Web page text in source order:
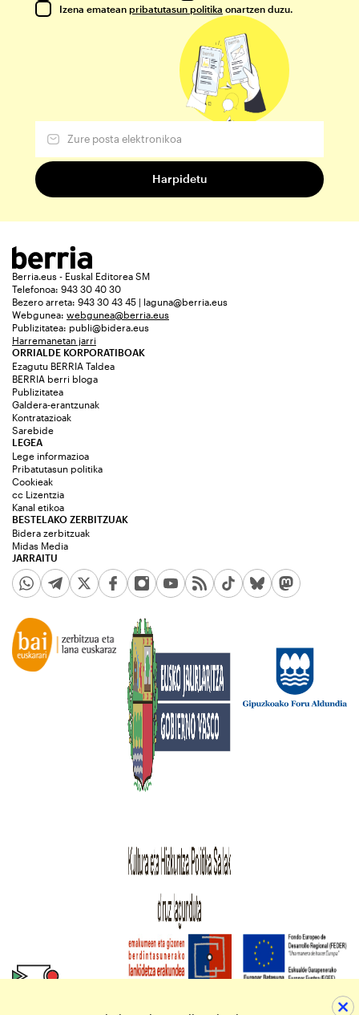
Izena ematean pribatutasun politika onartzen duzu.
Berria.eus - Euskal Editorea SM
Telefonoa: 943 30 40 30
Bezero arreta: 943 30 43 45 | laguna@berria.eus
Webgunea: webgunea@berria.eus
Publizitatea: publi@bidera.eus
Harremanetan jarri
ORRIALDE KORPORATIBOAK
Ezagutu BERRIA Taldea
BERRIA berri bloga
Publizitatea
Galdera-erantzunak
Kontratazioak
Sarebide
JARRAITU
LEGEA
Lege informazioa
Pribatutasun politika
Cookieak
cc Lizentzia
Kanal etikoa
BESTELAKO ZERBITZUAK
Bidera zerbitzuak
Midas Media